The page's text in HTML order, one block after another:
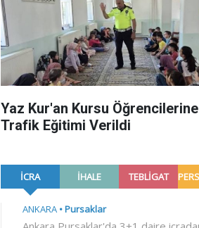
Yaz Kur'an Kursu Öğrencilerine
Trafik Eğitimi Verildi